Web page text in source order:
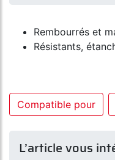
Rembourrés et
Résistants,
Compatible pour
L’article vous